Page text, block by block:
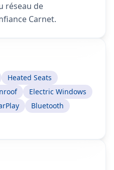
réseau de
Carnet.
Heated Seats
Electric Windows
Bluetooth